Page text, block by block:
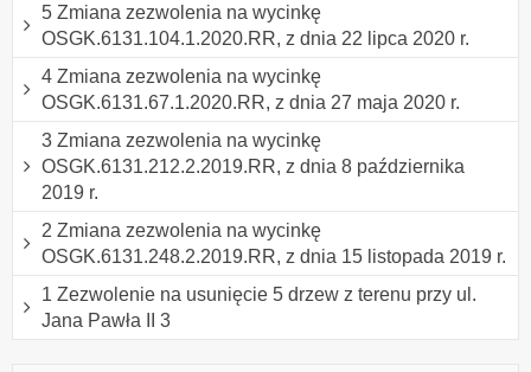
5 Zmiana zezwolenia na wycinkę
OSGK.6131.104.1.2020.RR, z dnia 22 lipca 2020 r.
4 Zmiana zezwolenia na wycinkę
OSGK.6131.67.1.2020.RR, z dnia 27 maja 2020 r.
3 Zmiana zezwolenia na wycinkę
OSGK.6131.212.2.2019.RR, z dnia 8 października
2019 r.
2 Zmiana zezwolenia na wycinkę
OSGK.6131.248.2.2019.RR, z dnia 15 listopada 2019 r.
1 Zezwolenie na usunięcie 5 drzew z terenu przy ul.
Jana Pawła II 3